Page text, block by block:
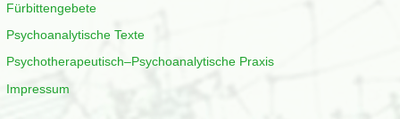
Fürbittengebete
Psychoanalytische Texte
Psychotherapeutisch–Psychoanalytische Praxis
Impressum